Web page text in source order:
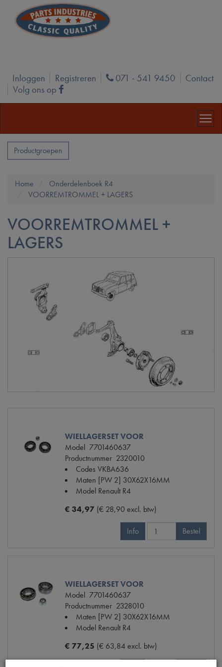
Inloggen Registreren Phone
071 - 541 9450
Contact
Volg ons op
Facebook
Productgroepen
Home
Onderdelenboek R4
VOORREMTROMMEL + LAGERS
VOORREMTROMMEL +
LAGERS
WIELLAGERSET VOOR
Model 7701460637
Productnummer 2320010
Codes VKBA636
Maten [PW 2] 30X62X16MM
Model Renault R4
€ 34,97 (€ 28,90 excl. btw)
Info Bestel
WIELLAGERSET VOOR
Model 7701460637
Productnummer 2328010
Maten [PW 2] 30X62X16MM
Model Renault R4
€ 77,25 (€ 63,84 excl. btw)